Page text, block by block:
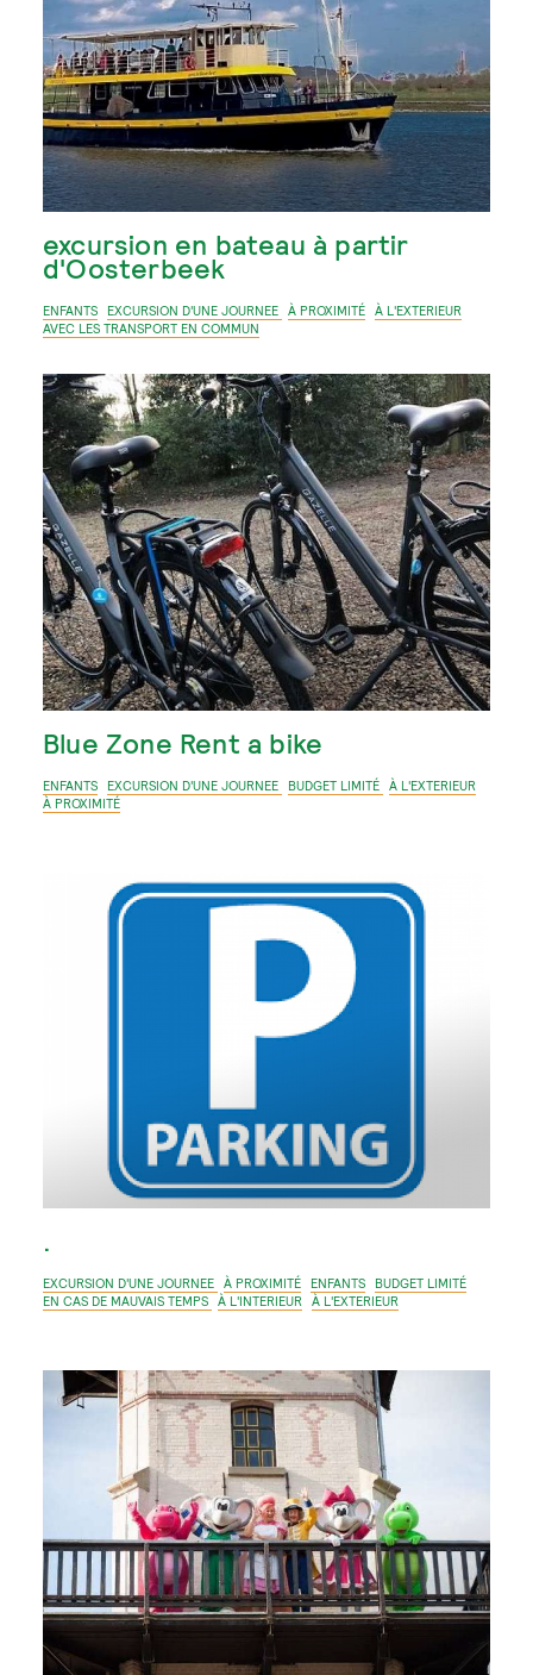
excursion en bateau à partir
d'Oosterbeek
ENFANTS EXCURSION D'UNE JOURNEE À PROXIMITÉ À L'EXTERIEUR
AVEC LES TRANSPORT EN COMMUN
Blue Zone Rent a bike
ENFANTS EXCURSION D'UNE JOURNEE BUDGET LIMITÉ À L'EXTERIEUR
À PROXIMITÉ
.
EXCURSION D'UNE JOURNEE À PROXIMITÉ ENFANTS
BUDGET LIMITÉ
EN CAS DE MAUVAIS TEMPS À L'INTERIEUR À L'EXTERIEUR